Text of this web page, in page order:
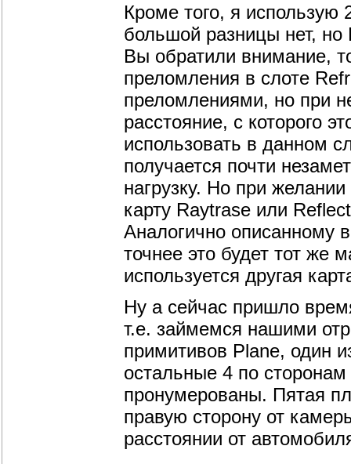
Кроме того, я использую
большой разницы нет, но
Вы обратили внимание,
преломления в слоте
преломлениями, но при
расстояние, с которого
использовать в данном
получается почти
нагрузку. Но при
карту Raytrase или
Аналогично описанному
точнее это будет тот же
используется другая
Ну а сейчас пришло
т.е. займемся нашими
примитивов Plane, один
остальные 4 по
пронумерованы. Пятая
правую сторону от
расстоянии от